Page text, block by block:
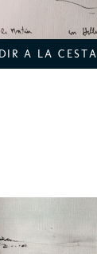
A LA CESTA